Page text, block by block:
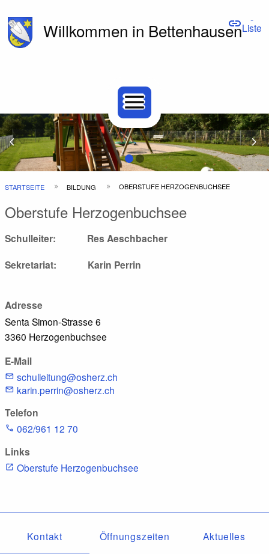
Willkommen in Bettenhausen
link -
Liste
Top
Barmenu
Previous Slide
arrow_back_ios arrow_forward_ios
Pfadnavigation
STARTSEITE BILDUNG OBERSTUFE HERZOGENBUCHSEE
Oberstufe Herzogenbuchsee
Schulleiter: Res Aeschbacher
Sekretariat: Karin Perrin
Adresse
Senta Simon-Strasse 6
3360 Herzogenbuchsee
E-Mail
schulleitung@osherz.ch
karin.perrin@osherz.ch
Telefon
062/961 12 70
Links
Oberstufe Herzogenbuchsee
Kontakt Öffnungszeiten Aktuelles